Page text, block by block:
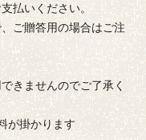
払いください。
ご贈答用の場合はご注
きませんのでご了承く
が掛かります